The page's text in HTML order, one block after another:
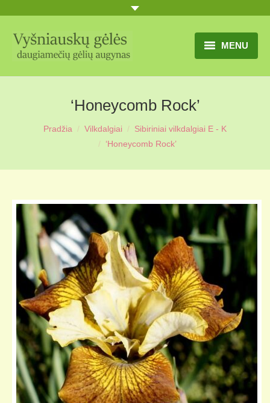
MENU
TITULINIS
GĖLIŲ KATALOGAS
PRANEŠIMAI
APIE MUS
MŪSŲ SODYBA
MŪSŲ AUGYNAS
KELIONIŲ GALERIJA
‘Honeycomb Rock’
Pradžia Vilkdalgiai
Sibiriniai vilkdalgiai E - K
‘Honeycomb Rock’